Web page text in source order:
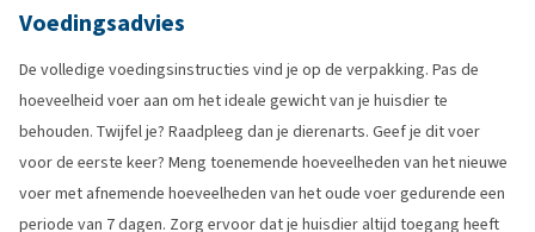
Voedingsadvies
De volledige voedingsinstructies vind je op de verpakking. Pas de
hoeveelheid voer aan om het ideale gewicht van je huisdier te
behouden. Twijfel je? Raadpleeg dan je dierenarts. Geef je dit voer
voor de eerste keer? Meng toenemende hoeveelheden van het nieuwe
voer met afnemende hoeveelheden van het oude voer gedurende een
periode van 7 dagen. Zorg ervoor dat je huisdier altijd toegang heeft